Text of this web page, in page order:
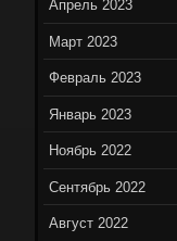
Апрель 2023
Март 2023
Февраль 2023
Январь 2023
Ноябрь 2022
Сентябрь 2022
Август 2022